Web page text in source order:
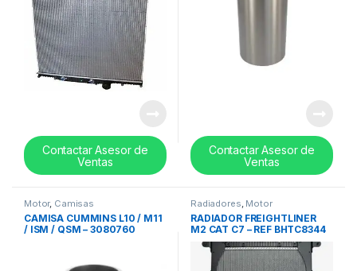
Contactar Asesor de
Ventas
Contactar Asesor de
Ventas
Motor, Camisas
CAMISA CUMMINS L10 / M11
/ ISM / QSM – 3080760
Radiadores, Motor
RADIADOR FREIGHTLINER
M2 CAT C7 – REF BHTC8344